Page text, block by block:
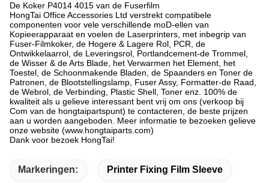
De Koker P4014 4015 van de Fuserfilm
HongTai Office Accessories Ltd verstrekt compatibele
componenten voor vele verschillende moD-ellen van
Kopieerapparaat en voelen de Laserprinters, met inbegrip van
Fuser-Filmkoker, de Hogere & Lagere Rol, PCR, de
Ontwikkelaarrol, de Leveringsrol, Portlandcement-de Trommel,
de Wisser & de Arts Blade, het Verwarmen het Element, het
Toestel, de Schoonmakende Bladen, de Spaanders en Toner de
Patronen, de Blootstellingslamp, Fuser Assy, Formatter-de Raad,
de Webrol, de Verbinding, Plastic Shell, Toner enz. 100% de
kwaliteit als u gelieve interessant bent vrij om ons (verkoop bij
Com van de hongtaipartspunt) te contacteren, de beste prijzen
aan u worden aangeboden. Meer informatie te bezoeken gelieve
onze website (www.hongtaiparts.com)
Dank voor bezoek HongTai!
Markeringen: Printer Fixing Film Sleeve